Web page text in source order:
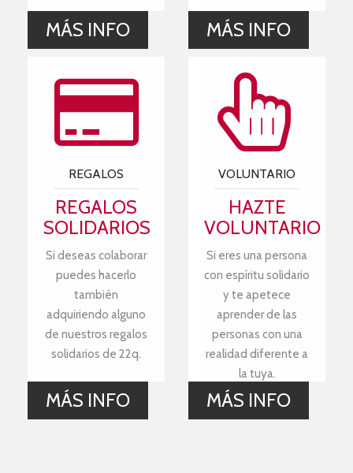
MÁS INFO MÁS INFO
REGALOS
REGALOS
SOLIDARIOS
Si deseas colaborar
puedes hacerlo
también
adquiriendo alguno
de nuestros regalos
solidarios de 22q.
MÁS INFO
VOLUNTARIO
HAZTE
VOLUNTARIO
Si eres una persona
con espíritu solidario
y te apetece
aprender de las
personas con una
realidad diferente a
la tuya.
MÁS INFO